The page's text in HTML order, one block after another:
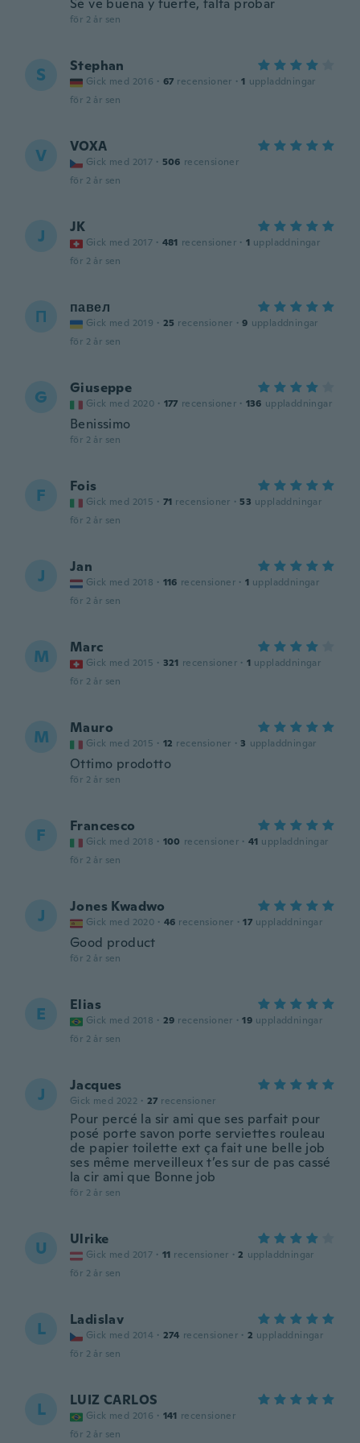
Sé ve buena y fuerte, falta probar
för 2 år sen
S Stephan
Gick med 2016 · 67 recensioner · 1 uppladdningar
för 2 år sen
V VOXA
Gick med 2017 · 506 recensioner
för 2 år sen
J JK
Gick med 2017 · 481 recensioner · 1 uppladdningar
för 2 år sen
П павел
Gick med 2019 · 25 recensioner · 9 uppladdningar
för 2 år sen
G Giuseppe
Gick med 2020 · 177 recensioner · 136 uppladdningar
Benissimo
för 2 år sen
F Fois
Gick med 2015 · 71 recensioner · 53 uppladdningar
för 2 år sen
J Jan
Gick med 2018 · 116 recensioner · 1 uppladdningar
för 2 år sen
M Marc
Gick med 2015 · 321 recensioner · 1 uppladdningar
för 2 år sen
M Mauro
Gick med 2015 · 12 recensioner · 3 uppladdningar
Ottimo prodotto
för 2 år sen
F Francesco
Gick med 2018 · 100 recensioner · 41 uppladdningar
för 2 år sen
J Jones Kwadwo
Gick med 2020 · 46 recensioner · 17 uppladdningar
Good product
för 2 år sen
E Elias
Gick med 2018 · 29 recensioner · 19 uppladdningar
för 2 år sen
J Jacques
Gick med 2022 · 27 recensioner
Pour percé la sir ami que ses parfait pour
posé porte savon porte serviettes rouleau
de papier toilette ext ça fait une belle job
ses même merveilleux t’es sur de pas cassé
la cir ami que Bonne job
för 2 år sen
U Ulrike
Gick med 2017 · 11 recensioner · 2 uppladdningar
för 2 år sen
L Ladislav
Gick med 2014 · 274 recensioner · 2 uppladdningar
för 2 år sen
L LUIZ CARLOS
Gick med 2016 · 141 recensioner
för 2 år sen